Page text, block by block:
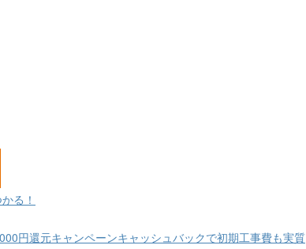
る！
円還元キャンペーンキャッシュバックで初期工事費も実質